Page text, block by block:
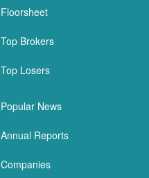
Floorsheet
Top Brokers
Top Losers
Popular News
Annual Reports
Companies